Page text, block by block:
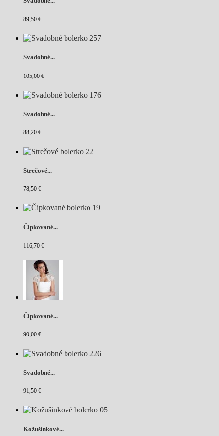
89,50 €
Svadobné...
105,00 €
Svadobné...
88,20 €
Strečové...
78,50 €
Čipkované...
116,70 €
Čipkované...
90,00 €
Svadobné...
91,50 €
Kožušinkové...